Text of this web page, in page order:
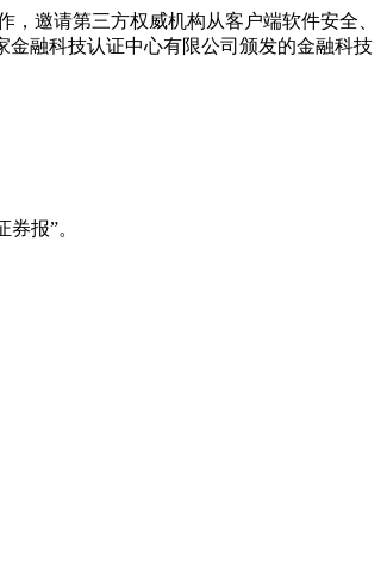
邀请第三方权威机构从客户端软件安全、
融科技认证中心有限公司颁发的金融科技
报”。